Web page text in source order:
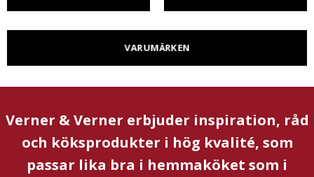
VARUMÄRKEN
Verner & Verner erbjuder inspiration, råd
och köksprodukter i hög kvalité, som
passar lika bra i hemmaköket som i